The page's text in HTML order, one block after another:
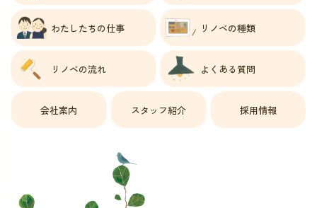
わたしたちの仕事 リノベの種類
リノベの流れ よくある質問
会社案内 スタッフ紹介 採用情報